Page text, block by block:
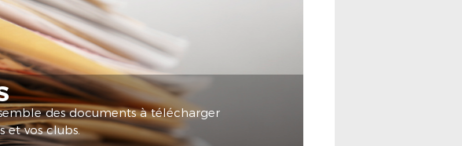
des documents à télécharger
et vos clubs.